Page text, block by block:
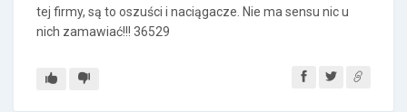
tej firmy, są to oszuści i naciągacze. Nie ma sensu nic u
nich zamawiać!!! 36529